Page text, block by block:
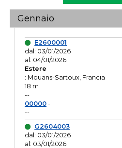
Gennaio
E2600001
dal: 03/01/2026
al: 04/01/2026
Estere
: Mouans-Sartoux, Francia
18 m
--
00000-
--
G2604003
dal: 03/01/2026
al: 03/01/2026